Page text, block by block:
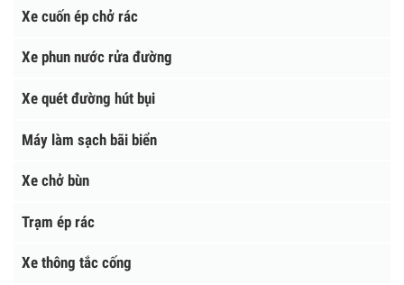
XE MÔI TRƯỜNG
Xe bơm hút chất thải
Xe chở rác thùng rời (Hooklift)
Xe cuốn ép chở rác
Xe phun nước rửa đường
Xe quét đường hút bụi
Máy làm sạch bãi biển